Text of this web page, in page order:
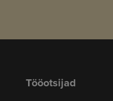
Tööotsijad